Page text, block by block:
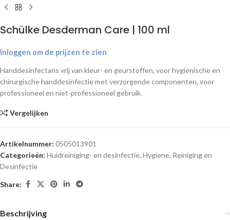
Schülke Desderman Care | 100 ml
Inloggen om de prijzen te zien
Handdesinfectans vrij van kleur- en geurstoffen, voor hygiënische en
chirurgische handdesinfectie met verzorgende componenten, voor
professioneel en niet-professioneel gebruik.
Vergelijken
Artikelnummer: 0505013901
Categorieën: Huidreiniging- en desinfectie, Hygiene, Reiniging en
Desinfectie
Share:
Beschrijving